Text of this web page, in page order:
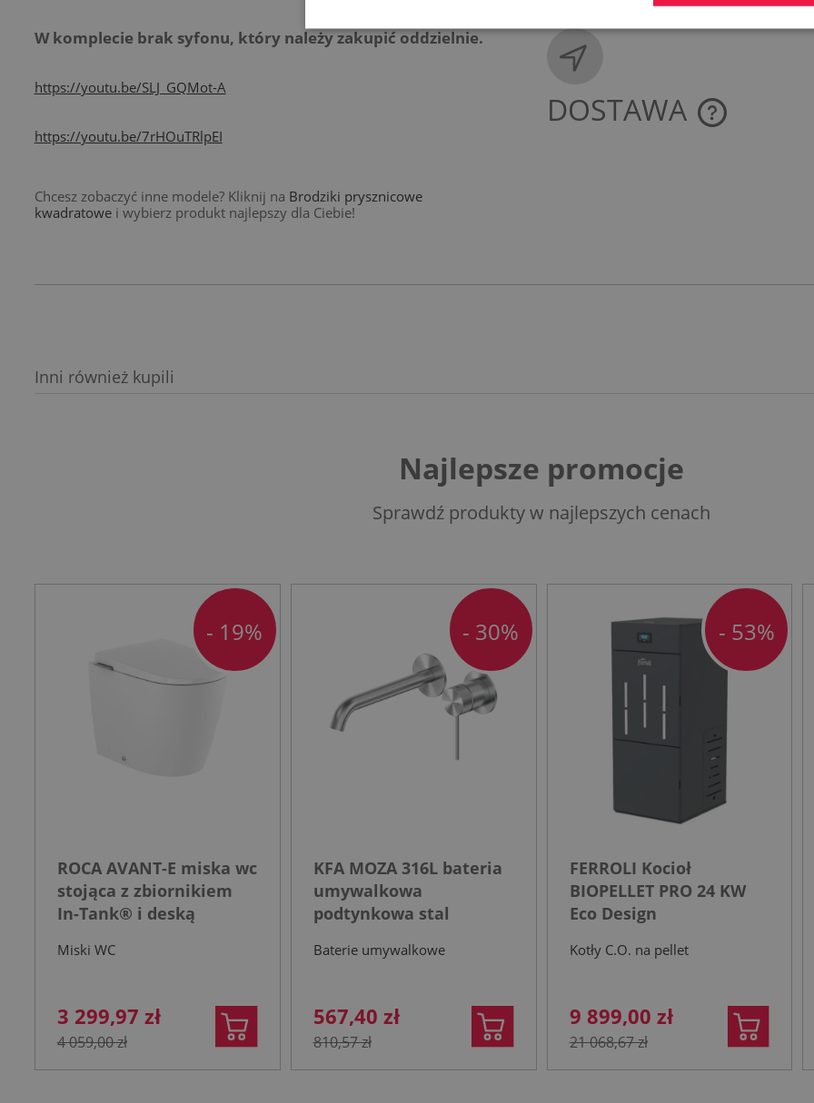
W komplecie brak syfonu, który należy zakupić oddzielnie.
https://youtu.be/SLJ_GQMot-A
https://youtu.be/7rHOuTRlpEI
Chcesz zobaczyć inne modele? Kliknij na Brodziki prysznicowe
kwadratowei wybierz produkt najlepszy dla Ciebie!
DOSTAWA
Inni również kupili
Najlepsze promocje
Sprawdź produkty w najlepszych cenach
ROCA AVANT-E miska wc
stojąca z zbiornikiem
In-Tank® i deską
Miski WC
3 299,97 zł
4 059,00 zł
- 19%
KFA MOZA 316L bateria
umywalkowa
podtynkowa stal
Baterie umywalkowe
567,40 zł
810,57 zł
- 30%
FERROLI Kocioł
BIOPELLET PRO 24 KW
Eco Design
Kotły C.O. na pellet
9 899,00 zł
21 068,67 zł
- 53%